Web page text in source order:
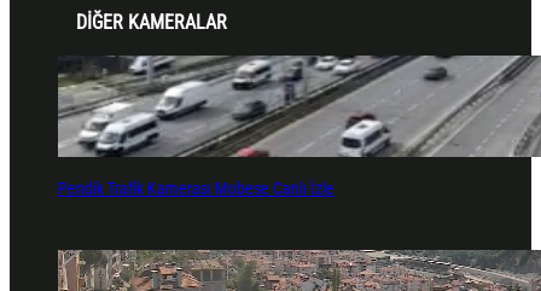
DİĞER KAMERALAR
Pendik Trafik Kamerası Mobese Canlı İzle